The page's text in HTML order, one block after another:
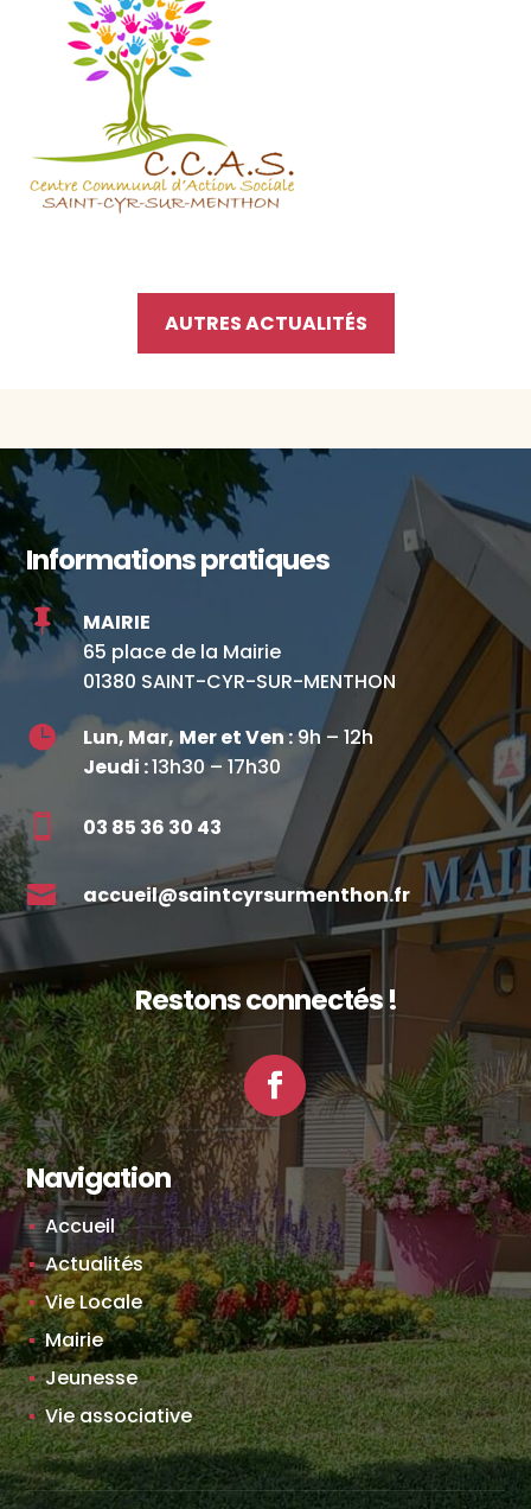
AUTRES ACTUALITÉS
Informations pratiques

MAIRIE
65 place de la Mairie
01380 SAINT-CYR-SUR-MENTHON
 Lun, Mar,Mer et Ven :9h – 12h
Jeudi :13h30 – 17h30
 03 85 36 30 43
 accueil@saintcyrsurmenthon.fr
Restons connectés !
Facebook
Navigation
Accueil
Actualités
Vie Locale
Mairie
Jeunesse
Vie associative